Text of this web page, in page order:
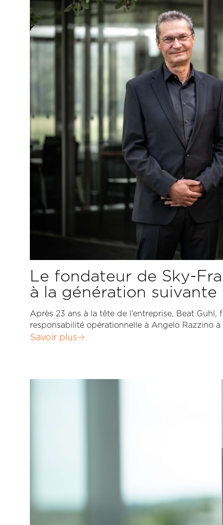
Le fondateur de Sky-
à la génération suivante
Après 23 ans à la tête de l’entreprise, Beat
responsabilité opérationnelle à Angelo Razzino
Savoir plus